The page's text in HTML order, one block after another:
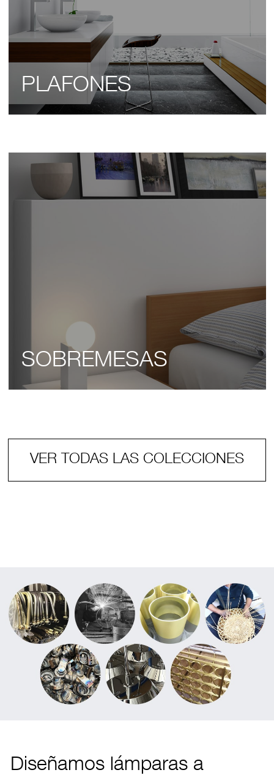
PLAFONES
SOBREMESAS
VER TODAS LAS COLECCIONES
Diseñamos lámparas a